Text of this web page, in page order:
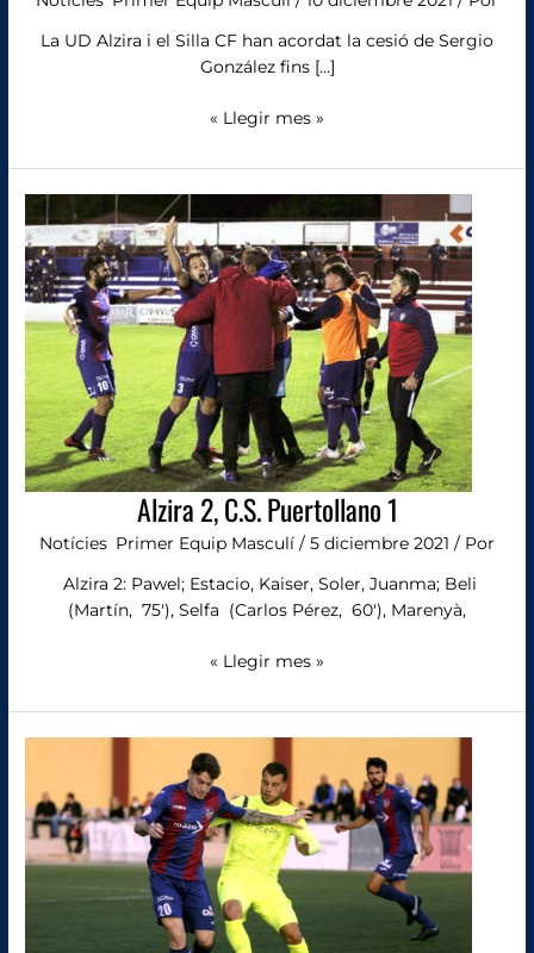
La UD Alzira i el Silla CF han acordat la cesió de Sergio
González fins […]
« Llegir mes »
Alzira 2, C.S. Puertollano 1
Notícies Primer Equip Masculí / 5 diciembre 2021 / Por
Alzira 2: Pawel; Estacio, Kaiser, Soler, Juanma; Beli
(Martín, 75′), Selfa (Carlos Pérez, 60′), Marenyà,
C.S.
Puertollano
1
« Llegir mes »
UD
Alzira-
CS
Puertollano